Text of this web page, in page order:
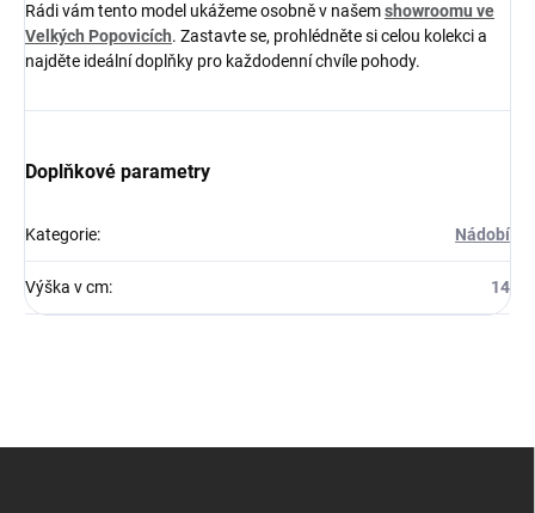
Rádi vám tento model ukážeme osobně v našemshowroomu ve
Velkých Popovicích. Zastavte se, prohlédněte si celou kolekci a
najděte ideální doplňky pro každodenní chvíle pohody.
Doplňkové parametry
Kategorie: Nádobí
Výška v cm: 14